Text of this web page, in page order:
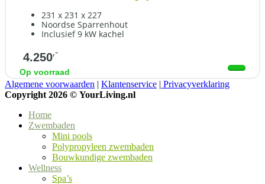
231 x 231 x 227
Noordse Sparrenhout
Inclusief 9 kW kachel
4.250,-
Op voorraad
Algemene voorwaarden | Klantenservice | Privacyverklaring
Copyright 2026 © YourLiving.nl
Home
Zwembaden
Mini pools
Polypropyleen zwembaden
Bouwkundige zwembaden
Wellness
Spa’s